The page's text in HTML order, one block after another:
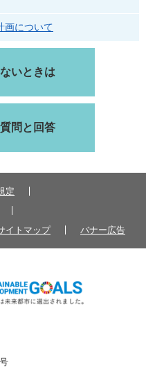
画について
いときは
問と回答
定
イトマップ バナー広告